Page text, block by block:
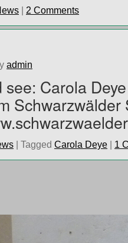
| 2 Comments
admin
Carola
Schwarzwälder
| Tagged Carola Deye | 1